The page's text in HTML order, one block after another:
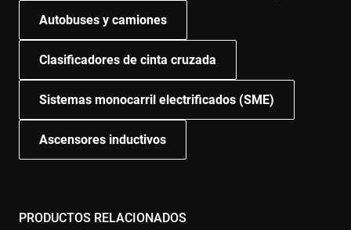
Autobuses y camiones
Clasificadores de cinta cruzada
Sistemas monocarril electrificados (SME)
Ascensores inductivos
PRODUCTOS RELACIONADOS